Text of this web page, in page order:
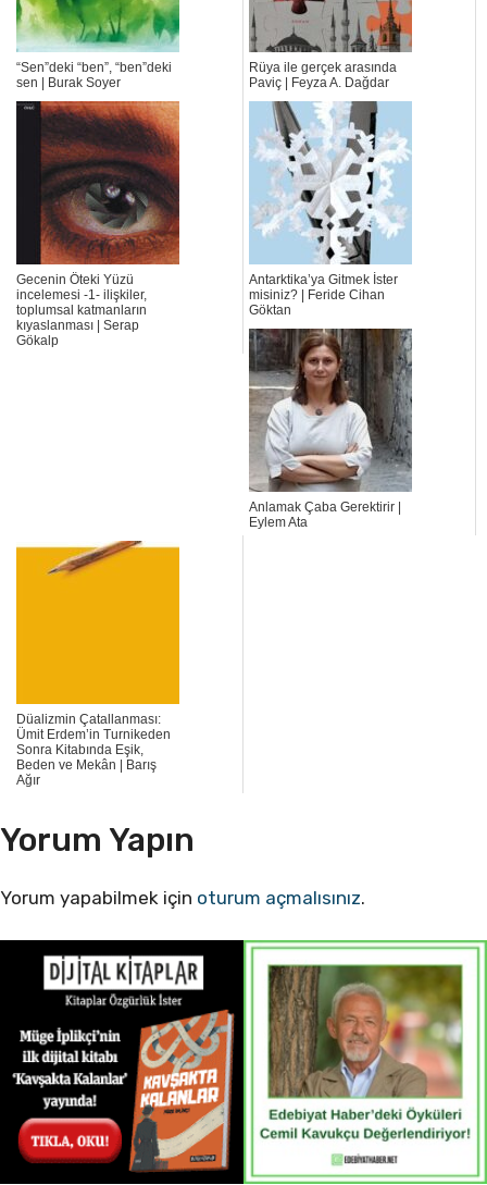
“Sen”deki “ben”, “ben”deki
sen | Burak Soyer
Rüya ile gerçek arasında
Paviç | Feyza A. Dağdar
Gecenin Öteki Yüzü
incelemesi -1- ilişkiler,
toplumsal katmanların
kıyaslanması | Serap
Gökalp
Antarktika’ya Gitmek İster
misiniz? | Feride Cihan
Göktan
Anlamak Çaba Gerektirir |
Eylem Ata
Düalizmin Çatallanması:
Ümit Erdem’in Turnikeden
Sonra Kitabında Eşik,
Beden ve Mekân | Barış
Ağır
Yorum Yapın
Yorum yapabilmek için oturum açmalısınız.